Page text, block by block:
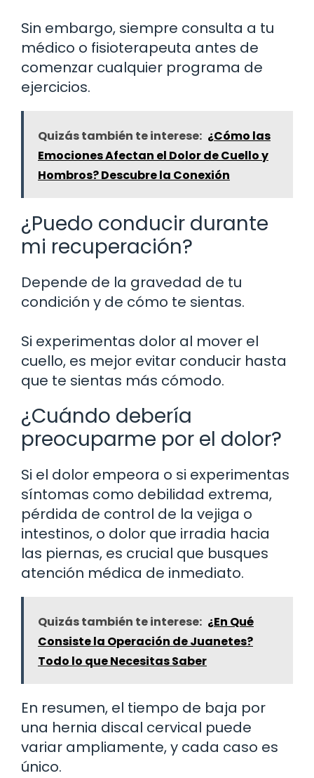
Sin embargo, siempre consulta a tu
médico o fisioterapeuta antes de
comenzar cualquier programa de
ejercicios.
Quizás también te interese: ¿Cómo las
Emociones Afectan el Dolor de Cuello y
Hombros? Descubre la Conexión
¿Puedo conducir durante
mi recuperación?
Depende de la gravedad de tu
condición y de cómo te sientas.
Si experimentas dolor al mover el
cuello, es mejor evitar conducir hasta
que te sientas más cómodo.
¿Cuándo debería
preocuparme por el dolor?
Si el dolor empeora o si experimentas
síntomas como debilidad extrema,
pérdida de control de la vejiga o
intestinos, o dolor que irradia hacia
las piernas, es crucial que busques
atención médica de inmediato.
Quizás también te interese: ¿En Qué
Consiste la Operación de Juanetes?
Todo lo que Necesitas Saber
En resumen, el tiempo de baja por
una hernia discal cervical puede
variar ampliamente, y cada caso es
único.